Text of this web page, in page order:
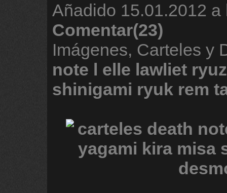
Añadido 15.01.2012 a
Comentar(23)
Imágenes, Carteles y
note l elle lawliet
shinigami ryuk rem